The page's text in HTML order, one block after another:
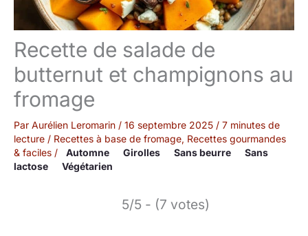
Recette de salade de
butternut et champignons au
fromage
Par Aurélien Leromarin / 16 septembre 2025 / 7 minutes de
lecture / Recettes à base de fromage, Recettes gourmandes
& faciles / Automne Girolles Sans beurre
Sans
lactose
Végétarien
5/5 - (7 votes)